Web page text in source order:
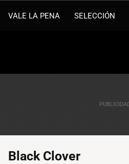
VALE LA PENA SELECCIÓN
Black Clover